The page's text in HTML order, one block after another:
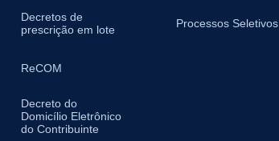
Decretos de
prescrição em lote
ReCOM
Decreto do
Domicílio Eletrônico
do Contribuinte
Processos Seletivos